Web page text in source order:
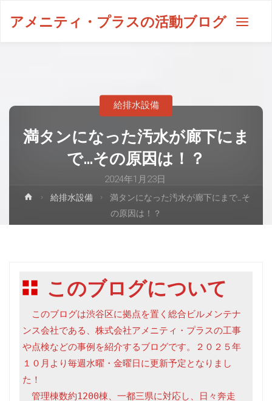
アメニティ・プラスの活動ブログ
満タンになった汚水が廊下にま
で…その原因は！？
2024年1月23日
給排水設備
給排水設備
満タンになった汚水が廊下にまで…そ
の原因は！？
このブログについて
このブログは渋谷区に拠点を置く総合ビルメンテナ
ンス会社である、株式会社アメニティ・プラスの工事
や点検などの事例を紹介するブログです。２０２５年
１０月より毎週水曜・金曜日に更新予定となりまし
た！
管理棟数約1200棟、一都三県に対応し、日々奔走